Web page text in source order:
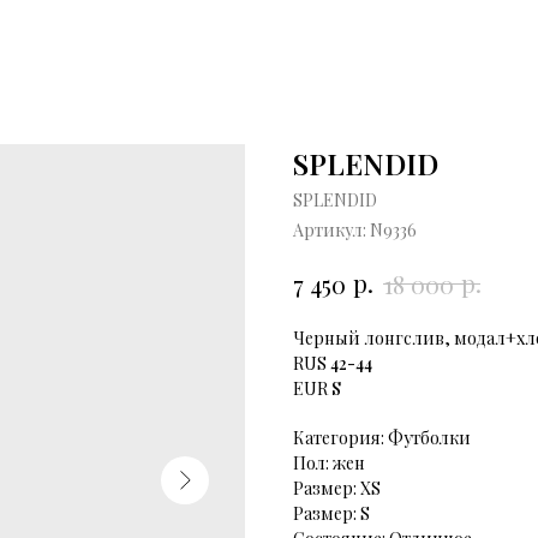
SPLENDID
SPLENDID
Артикул: N9336
7 450 р. 18 000 р.
Черный лонгслив,
RUS 42-44
EURS
Категория: Футболки
Пол: жен
Размер: XS
Размер: S